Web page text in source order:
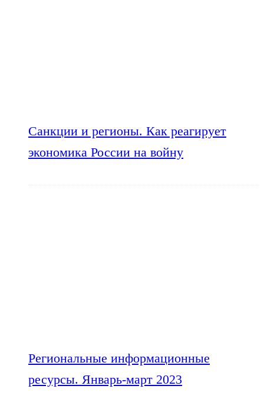
Санкции и регионы. Как реагирует
экономика России на войну
Региональные информационные
ресурсы. Январь-март 2023